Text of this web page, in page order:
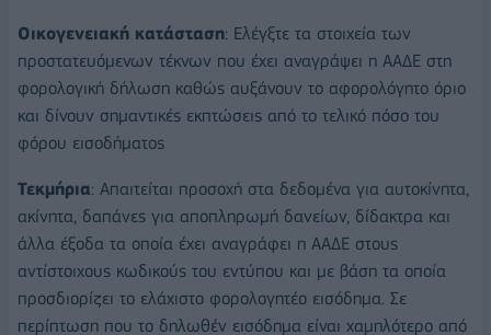
Οικογενειακή κατάσταση: Ελέγξτε τα στοιχεία των
προστατευόμενων τέκνων που έχει αναγράψει η ΑΑΔΕ στη
φορολογική δήλωση καθώς αυξάνουν το αφορολόγητο όριο
και δίνουν σημαντικές εκπτώσεις από το τελικό πόσο του
φόρου εισοδήματος
Τεκμήρια: Απαιτείται προσοχή στα δεδομένα για αυτοκίνητα,
ακίνητα, δαπάνες για αποπληρωμή δανείων, δίδακτρα και
άλλα έξοδα τα οποία έχει αναγράφει η ΑΑΔΕ στους
αντίστοιχους κωδικούς του εντύπου και με βάση τα οποία
προσδιορίζει το ελάχιστο φορολογητέο εισόδημα. Σε
περίπτωση που το δηλωθέν εισόδημα είναι χαμηλότερο από